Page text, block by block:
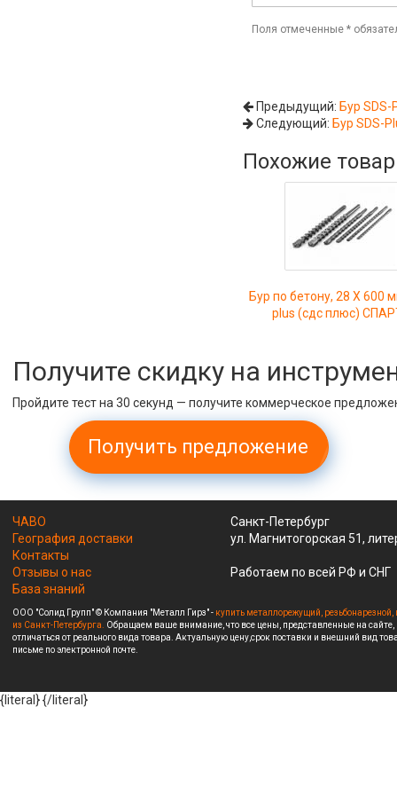
Поля отмеченные*
Предыдущий: Бур
Следующий: Бур SDS-
Похожие
Бур по бетону, 28 X 600
plus (сдс плюс)
Получите скидку на
Пройдите тест на 30 секунд — получите коммерческое
Получить предложение
ЧАВО
География доставки
Контакты
Отзывы о нас
База знаний
Санкт-Петербург
ул. Магнитогорская 51,
Работаем по всей РФ и СНГ
ООО "Солид Групп" © Компания "Металл Гирз" - купить металлорежущий,
из Санкт-Петербурга. Обращаем ваше внимание, что все цены, представленные на
отличаться от реального вида товара. Актуальную цену,срок поставки и внешний вид
письме по электронной почте.
{literal}{/literal}